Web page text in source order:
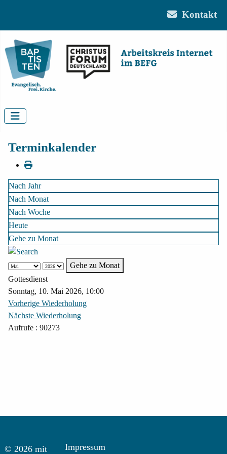
Kontakt
Terminkalender
Nach Jahr
Nach Monat
Nach Woche
Heute
Gehe zu Monat
Gehe zu Monat
Gottesdienst
Sonntag, 10. Mai 2026, 10:00
Vorherige Wiederholung
Nächste Wiederholung
Aufrufe : 90273
© 2026 mit Impressum